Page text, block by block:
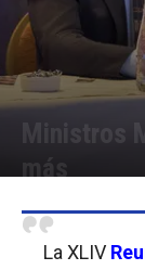
Ministros
más
La XLIV